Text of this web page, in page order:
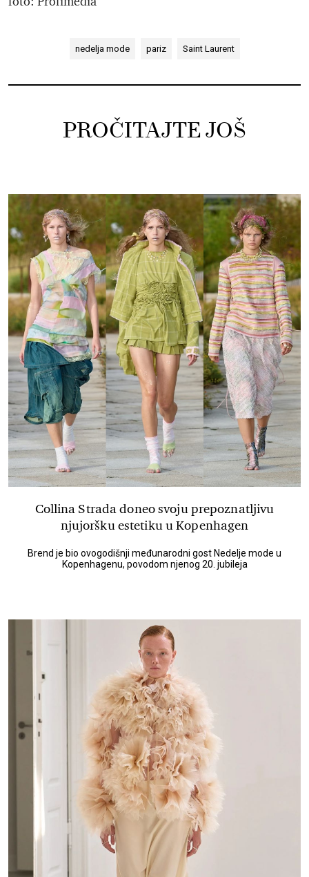
nedelja mode pariz Saint Laurent
PROČITAJTE JOŠ
Collina Strada doneo svoju prepoznatljivu
njujoršku estetiku u Kopenhagen
Brend je bio ovogodišnji međunarodni gost Nedelje mode u
Kopenhagenu, povodom njenog 20. jubileja